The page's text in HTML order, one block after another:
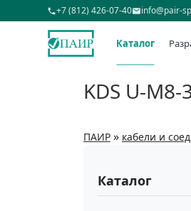
+7 (812) 426-07-40 info@pair-
Каталог
KDS U-
ПАИР » кабели и
Каталог